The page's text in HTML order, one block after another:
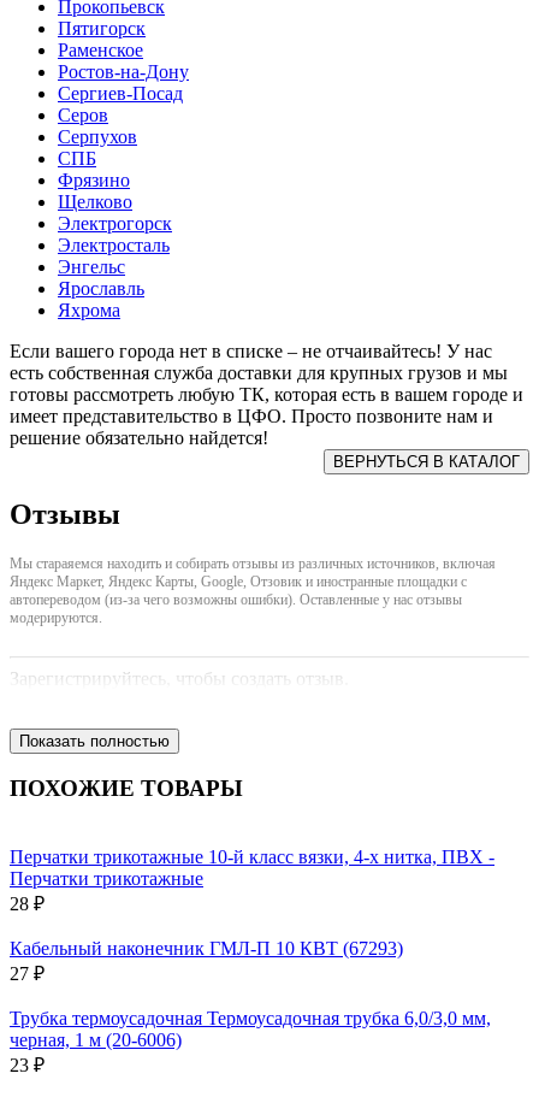
Прокопьевск
Пятигорск
Раменское
Ростов-на-Дону
Сергиев-Посад
Серов
Серпухов
СПБ
Фрязино
Щелково
Электрогорск
Электросталь
Энгельс
Ярославль
Яхрома
Если вашего города нет в списке – не отчаивайтесь! У нас
есть собственная служба доставки для крупных грузов и мы
готовы рассмотреть любую ТК, которая есть в вашем городе и
имеет представительство в ЦФО. Просто позвоните нам и
решение обязательно найдется!
Отзывы
Мы стараяемся находить и собирать отзывы из различных источников, включая
Яндекс Маркет, Яндекс Карты, Google, Отзовик и иностранные площадки с
автопереводом (из-за чего возможны ошибки). Оставленные у нас отзывы
модерируются.
Зарегистрируйтесь, чтобы создать отзыв.
Показать полностью
ПОХОЖИЕ ТОВАРЫ
Перчатки трикотажные 10-й класс вязки, 4-х нитка, ПВХ -
Перчатки трикотажные
28 ₽
Кабельный наконечник ГМЛ-П 10 КВТ (67293)
27 ₽
Трубка термоусадочная Термоусадочная трубка 6,0/3,0 мм,
черная, 1 м (20-6006)
23 ₽